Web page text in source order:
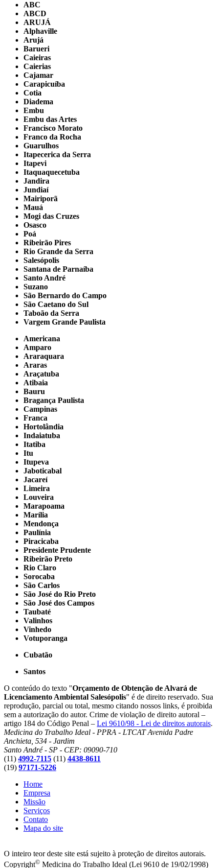
ABC
ABCD
ARUJÁ
Alphaville
Arujá
Barueri
Caieiras
Caierias
Cajamar
Carapicuíba
Cotia
Diadema
Embu
Embu das Artes
Francisco Morato
Franco da Rocha
Guarulhos
Itapecerica da Serra
Itapevi
Itaquaquecetuba
Jandira
Jundiaí
Mairiporã
Mauá
Mogi das Cruzes
Osasco
Poá
Ribeirão Pires
Rio Grande da Serra
Salesópolis
Santana de Parnaíba
Santo André
Suzano
São Bernardo do Campo
São Caetano do Sul
Taboão da Serra
Vargem Grande Paulista
Americana
Amparo
Araraquara
Araras
Araçatuba
Atibaia
Bauru
Bragança Paulista
Campinas
Franca
Hortolândia
Indaiatuba
Itatiba
Itu
Itupeva
Jaboticabal
Jacareí
Limeira
Louveira
Marapoama
Marília
Mendonça
Paulínia
Piracicaba
Presidente Prudente
Ribeirão Preto
Rio Claro
Sorocaba
São Carlos
São José do Rio Preto
São José dos Campos
Taubaté
Valinhos
Vinhedo
Votuporanga
Cubatão
Santos
O conteúdo do texto "Orçamento de Obtenção de Alvará de
Licenciamento Ambiental Salesópolis" é de direito reservado. Sua
reprodução, parcial ou total, mesmo citando nossos links, é proibida
sem a autorização do autor. Crime de violação de direito autoral –
artigo 184 do Código Penal – Lei 9610/98 - Lei de direitos autorais.
Medicina do Trabalho Ideal - PPRA - LTCATAvenida Padre
Anchieta, 534 - Jardim
Santo André - SP - CEP: 09090-710
(11) 4992-7115 (11) 4438-8611
(19) 97171-5226
Home
Empresa
Missão
Serviços
Contato
Mapa do site
O inteiro teor deste site está sujeito à proteção de direitos autorais.
Copyright© Medicina do Trabalho Ideal (Lei 9610 de 19/02/1998)